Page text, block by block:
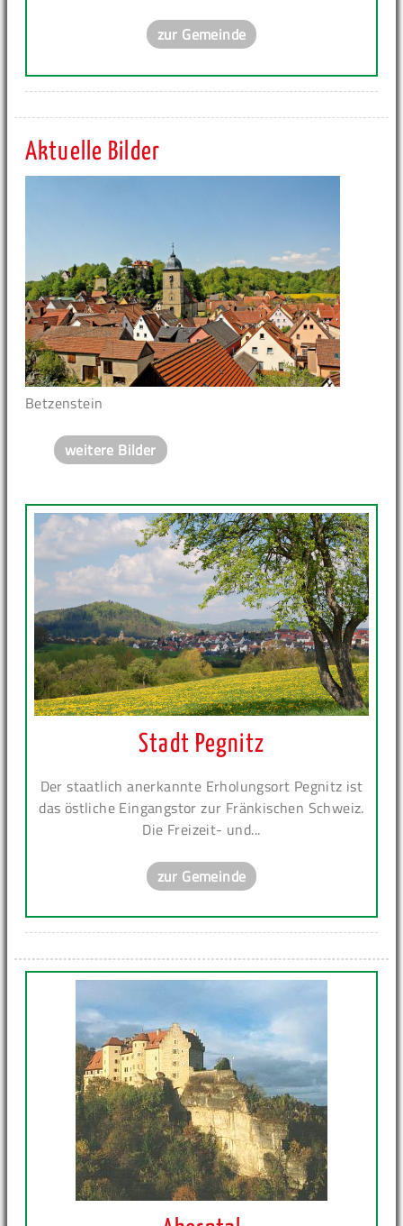
zur Gemeinde
Aktuelle Bilder
Betzenstein
weitere Bilder
Stadt Pegnitz
Der staatlich anerkannte Erholungsort Pegnitz ist
das östliche Eingangstor zur Fränkischen Schweiz.
Die Freizeit- und...
zur Gemeinde